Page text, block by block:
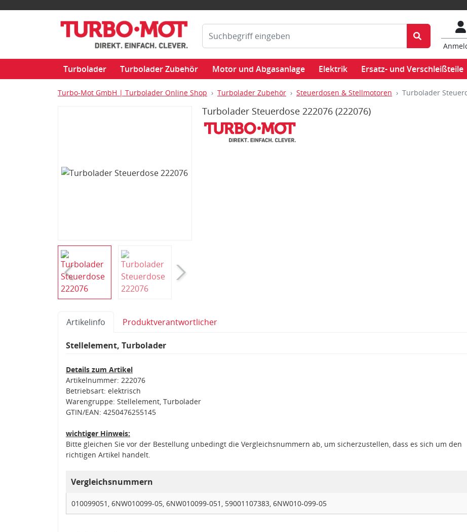
Turbolader Turbolader Zubehör Motor und Abgasanlage Elektrik Ersatz- und Verschleißteile
Turbo-Mot GmbH | Turbolader Online Shop Turbolader Zubehör Steuerdosen & Stellmotoren Turbolader
Turbolader Steuerdose 222076 (222076)
Artikelinfo Produktverantwortlicher
Stellelement, Turbolader
Details zum Artikel
Artikelnummer: 222076
Betriebsart: elektrisch
Warengruppe: Stellelement, Turbolader
GTIN/EAN: 4250476255145
wichtiger Hinweis:
Bitte gleichen Sie vor der Bestellung unbedingt die Vergleichsnummern ab, um sicherzustellen, dass es sich um den
richtigen Artikel handelt.
Vergleichsnummern
010099051, 6NW010099-05, 6NW010099-051, 59001107383, 6NW010-099-05